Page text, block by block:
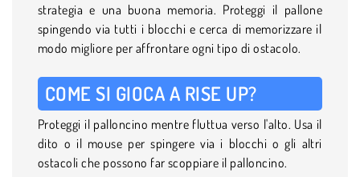
strategia e una buona memoria. Proteggi il pallone
spingendo via tutti i blocchi e cerca di memorizzare il
modo migliore per affrontare ogni tipo di ostacolo.
COME SI GIOCA A RISE UP?
Proteggi il palloncino mentre fluttua verso l'alto. Usa il
dito o il mouse per spingere via i blocchi o gli altri
ostacoli che possono far scoppiare il palloncino.